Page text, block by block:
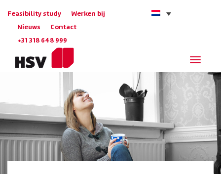
Feasibility study Werken bij
Nieuws Contact
+31 318 648 999